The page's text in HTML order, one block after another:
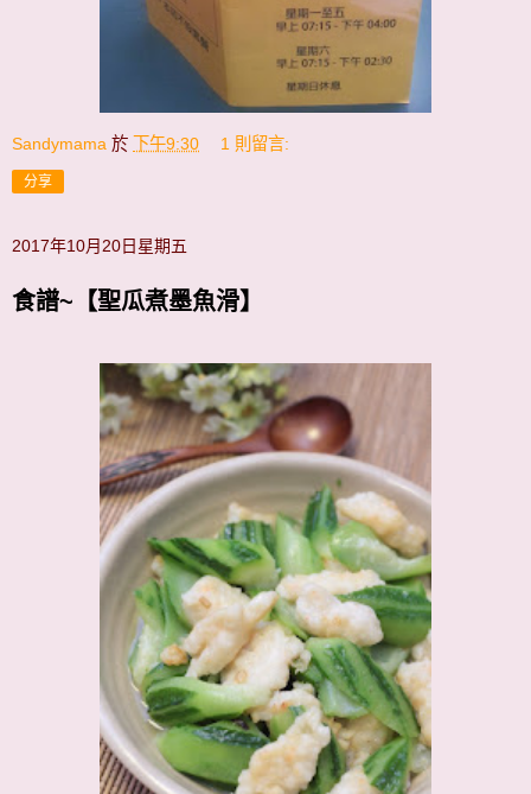
Sandymama 於 下午9:30 1 則留言:
分享
2017年10月20日星期五
食譜~【聖瓜煮墨魚滑】